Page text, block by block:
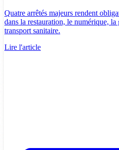
Quatre arrêtés majeurs rendent
dans la restauration, le numérique,
transport sanitaire.
Lire l'article